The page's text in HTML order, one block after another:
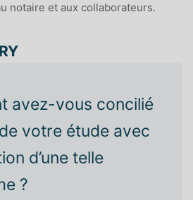
notaire et aux collaborateurs.
avez-vous concilié
votre étude avec
d’une telle
?